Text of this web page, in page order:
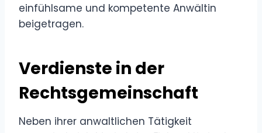
einfühlsame und kompetente Anwältin
beigetragen.
Verdienste in der
Rechtsgemeinschaft
Neben ihrer anwaltlichen Tätigkeit